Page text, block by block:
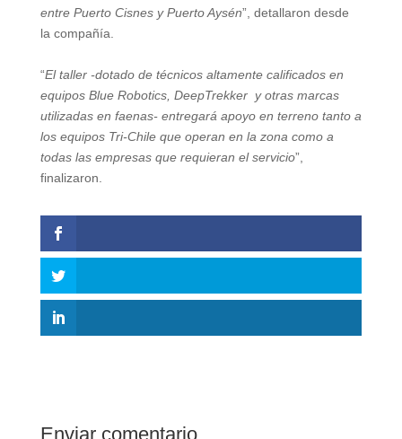
entre Puerto Cisnes y Puerto Aysén”, detallaron desde
la compañía.
“El taller -dotado de técnicos altamente calificados en
equipos Blue Robotics, DeepTrekker y otras marcas
utilizadas en faenas- entregará apoyo en terreno tanto a
los equipos Tri-Chile que operan en la zona como a
todas las empresas que requieran el servicio”,
finalizaron.
Enviar comentario